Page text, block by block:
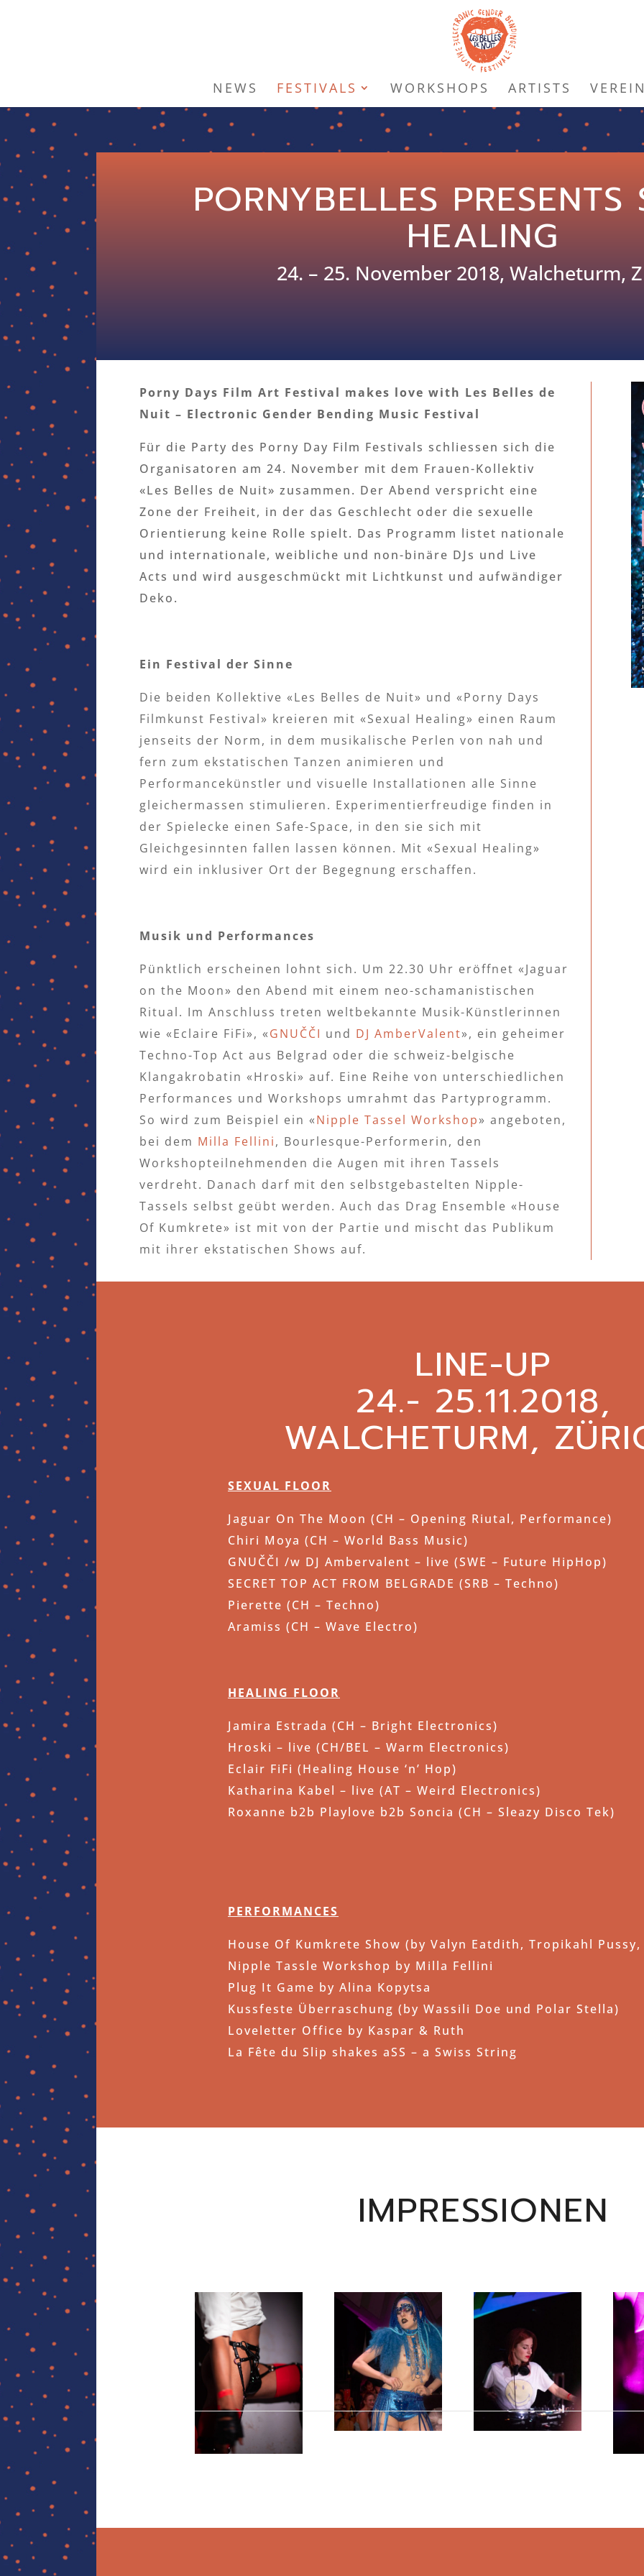
NEWS FESTIVALS WORKSHOPS ARTISTS
PORNYBELLES PRESENTS
HEALING
24. – 25. November 2018, Walcheturm,
Porny Days Film Art Festival makes love with Les Belles de
Nuit – Electronic Gender Bending Music Festival
Für die Party des Porny Day Film Festivals schliessen sich die
Organisatoren am 24. November mit dem Frauen-Kollektiv
«Les Belles de Nuit» zusammen. Der Abend verspricht eine
Zone der Freiheit, in der das Geschlecht oder die sexuelle
Orientierung keine Rolle spielt. Das Programm listet nationale
und internationale, weibliche und non-binäre DJs und Live
Acts und wird ausgeschmückt mit Lichtkunst und aufwändiger
Deko.
Ein Festival der Sinne
Die beiden Kollektive «Les Belles de Nuit» und «Porny Days
Filmkunst Festival» kreieren mit «Sexual Healing» einen Raum
jenseits der Norm, in dem musikalische Perlen von nah und
fern zum ekstatischen Tanzen animieren und
Performancekünstler und visuelle Installationen alle Sinne
gleichermassen stimulieren. Experimentierfreudige finden in
der Spielecke einen Safe-Space, in den sie sich mit
Gleichgesinnten fallen lassen können. Mit «Sexual Healing»
wird ein inklusiver Ort der Begegnung erschaffen.
Musik und Performances
Pünktlich erscheinen lohnt sich. Um 22.30 Uhr eröffnet «Jaguar
on the Moon» den Abend mit einem neo-schamanistischen
Ritual. Im Anschluss treten weltbekannte Musik-Künstlerinnen
wie «Eclaire FiFi», «GNUČČI und DJ AmberValent», ein geheimer
Techno-Top Act aus Belgrad oder die schweiz-belgische
Klangakrobatin «Hroski» auf. Eine Reihe von unterschiedlichen
Performances und Workshops umrahmt das Partyprogramm.
So wird zum Beispiel ein «Nipple Tassel Workshop» angeboten,
bei dem Milla Fellini, Bourlesque-Performerin, den
Workshopteilnehmenden die Augen mit ihren Tassels
verdreht. Danach darf mit den selbstgebastelten Nipple-
Tassels selbst geübt werden. Auch das Drag Ensemble «House
Of Kumkrete» ist mit von der Partie und mischt das Publikum
mit ihrer ekstatischen Shows auf.
LINE-UP
24.- 25.11.2018,
WALCHETURM,
SEXUAL FLOOR
Jaguar On The Moon (CH – Opening Riutal, Performance)
Chiri Moya (CH – World Bass Music)
GNUČČI /w DJ Ambervalent – live (SWE – Future HipHop)
SECRET TOP ACT FROM BELGRADE (SRB – Techno)
Pierette (CH – Techno)
Aramiss (CH – Wave Electro)
HEALING FLOOR
Jamira Estrada (CH – Bright Electronics)
Hroski – live (CH/BEL – Warm Electronics)
Eclair FiFi (Healing House ‘n’ Hop)
Katharina Kabel – live (AT – Weird Electronics)
Roxanne b2b Playlove b2b Soncia (CH – Sleazy Disco Tek)
PERFORMANCES
House Of Kumkrete Show (by Valyn Eatdith, Tropikahl
Nipple Tassle Workshop by Milla Fellini
Plug It Game by Alina Kopytsa
Kussfeste Überraschung (by Wassili Doe und Polar Stella)
Loveletter Office by Kaspar & Ruth
La Fête du Slip shakes aSS – a Swiss String
IMPRESSIONEN